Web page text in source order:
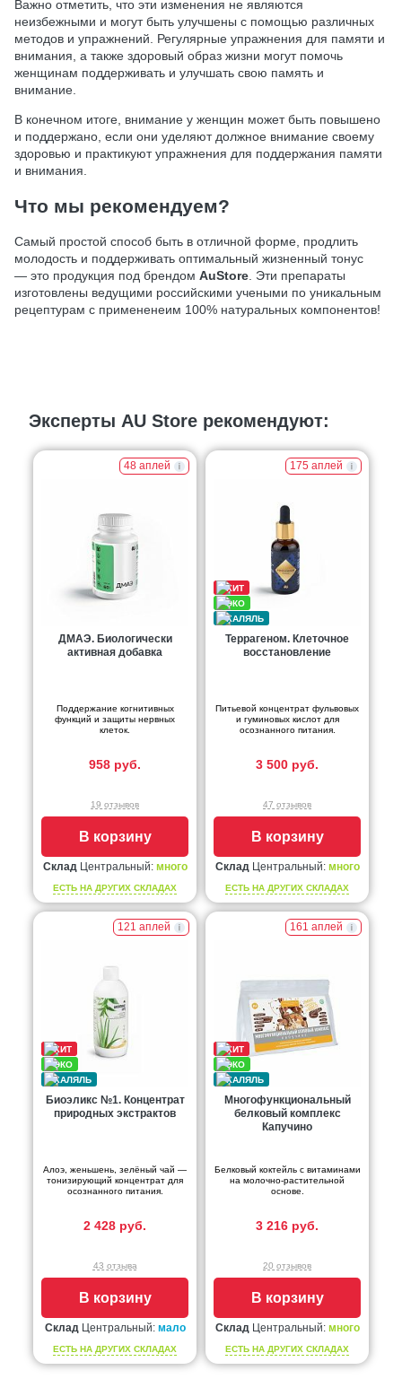
Важно отметить, что эти изменения не являются
неизбежными и могут быть улучшены с помощью различных
методов и упражнений. Регулярные упражнения для памяти и
внимания, а также здоровый образ жизни могут помочь
женщинам поддерживать и улучшать свою память и
внимание.
В конечном итоге, внимание у женщин может быть повышено
и поддержано, если они уделяют должное внимание своему
здоровью и практикуют упражнения для поддержания памяти
и внимания.
Что мы рекомендуем?
Самый простой способ быть в отличной форме, продлить
молодость и поддерживать оптимальный жизненный тонус
— это продукция под брендом AuStore . Эти препараты
изготовлены ведущими российскими учеными по уникальным
рецептурам с примененеим 100% натуральных компонентов!
Эксперты AU Store рекомендуют:
48 аплей
ДМАЭ. Биологически
активная добавка
Поддержание когнитивных
функций и защиты нервных
клеток.
958 руб.
19 отзывов
В корзину
СкладЦентральный: много
ЕСТЬ НА ДРУГИХ СКЛАДАХ
175 аплей
Террагеном. Клеточное
восстановление
Питьевой концентрат фульвовых
и гуминовых кислот для
осознанного питания.
3 500 руб.
47 отзывов
В корзину
СкладЦентральный: много
ЕСТЬ НА ДРУГИХ СКЛАДАХ
121 аплей
Биоэликс №1. Концентрат
природных экстрактов
Алоэ, женьшень, зелёный чай —
тонизирующий концентрат для
осознанного питания.
2 428 руб.
43 отзыва
В корзину
СкладЦентральный: мало
ЕСТЬ НА ДРУГИХ СКЛАДАХ
161 аплей
Многофункциональный
белковый комплекс
Капучино
Белковый коктейль с витаминами
на молочно-растительной
основе.
3 216 руб.
20 отзывов
В корзину
СкладЦентральный: много
ЕСТЬ НА ДРУГИХ СКЛАДАХ